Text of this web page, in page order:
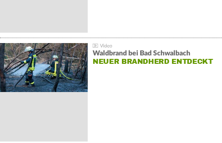
Waldbrand bei Bad Schwalbach
NEUER BRANDHERD ENTDECKT